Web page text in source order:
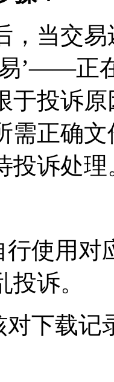
，当交
易’——
于投诉
需正确
诉处理
行使用
诉。
对下载